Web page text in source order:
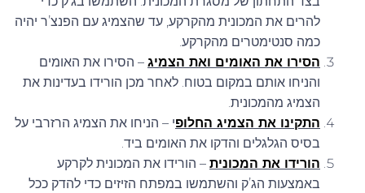
82
83
84
85
86
להרים את המכונית מהקרקע, עד שהצמיג עם הפנצ’ר יהיה
כמה סנטימטרים מהקרקע.
הסירו את האומים ואת הצמיג – הסירו את האומים
והניחו אותם במקום בטוח. לאחר מכן הורידו בעדינות את
הצמיג מהמכונית.
התקינו את הצמיג החלופי – הניחו את הצמיג הרזרבי על
בסיס הגלגלים והדקו את האומים ביד.
הורידו את המכונית – הורידו את המכונית לקרקע
באמצעות הג’ק והשתמשו במפתח הזיזים כדי להדק ככל